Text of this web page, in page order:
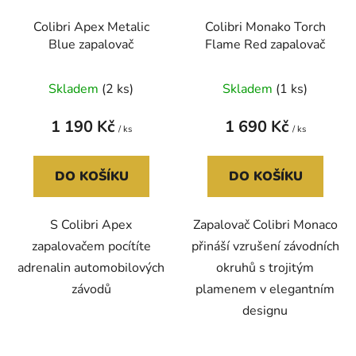
Colibri Apex Metalic
Blue zapalovač
Skladem (2 ks)
1 190 Kč / ks
DO KOŠÍKU
S Colibri Apex
zapalovačem pocítíte
adrenalin automobilových
závodů
Colibri Monako Torch
Flame Red zapalovač
Skladem (1 ks)
1 690 Kč / ks
DO KOŠÍKU
Zapalovač Colibri Monaco
přináší vzrušení závodních
okruhů s trojitým
plamenem v elegantním
designu